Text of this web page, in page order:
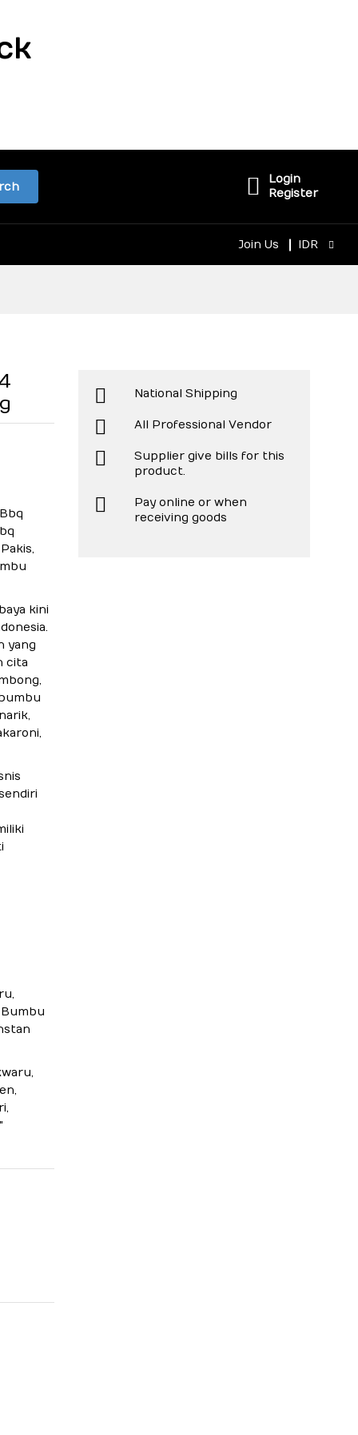
Login
Register
Join Us IDR
kini
yang
cita
National Shipping
All Professional Vendor
Supplier give bills for this
product.
Pay online or when
receiving goods